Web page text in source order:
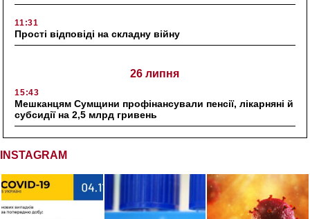
11:31
Прості відповіді на складну війну
26 липня
15:43
Мешканцям Сумщини профінансували пенсії, лікарняні й
субсидії на 2,5 млрд гривень
INSTAGRAM